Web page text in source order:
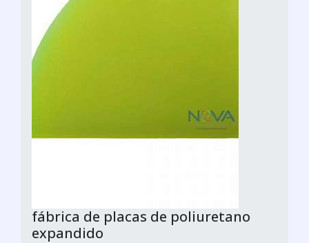
fábrica de placas de poliuretano
expandido